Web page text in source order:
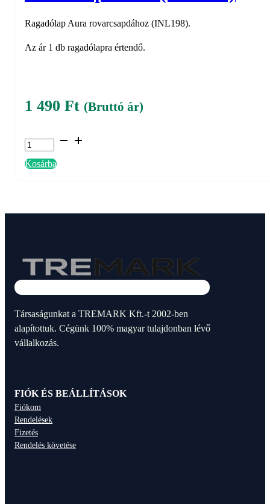
Ragadólap Aura rovarcsapdához (INL198).
Az ár 1 db ragadólapra értendő.
1 490 Ft (Bruttó ár)
Ragadólap
Aura
rovarcsapdához
Kosárba
Társaságunkat a TREMARK Kft.-t 2002-ben
alapítottuk. Cégünk 100% magyar tulajdonban lévő
vállalkozás.
FIÓK ÉS BEÁLLÍTÁSOK
Fiókom
Rendelések
Fizetés
Rendelés követése